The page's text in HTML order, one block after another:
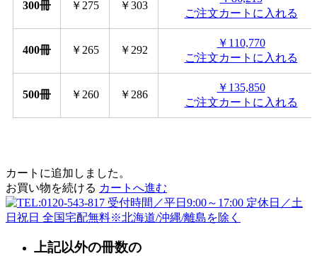
300冊 ￥275 ￥303
ご注文カートに入れる
400冊 ￥265 ￥292
￥110,770
ご注文カートに入れる
500冊 ￥260 ￥286
￥135,850
ご注文カートに入れる
カートに追加しました。
お買い物を続ける カートへ進む
上記以外の冊数の